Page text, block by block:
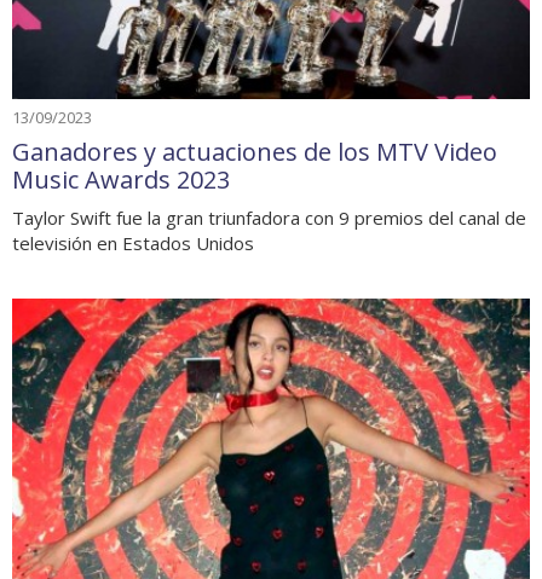
13/09/2023
Ganadores y actuaciones de los MTV Video
Music Awards 2023
Taylor Swift fue la gran triunfadora con 9 premios del canal de
televisión en Estados Unidos